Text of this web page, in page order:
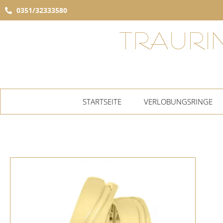
0351/32333580
STARTSEITE VERLOBUNGSRINGE